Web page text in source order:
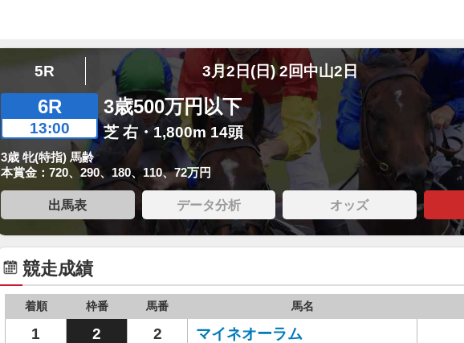
5R 3月2日(日) 2回中山2日
6R
13:00
3歳500万円以下
芝 右・1,800m 14頭
3歳 牝(特指) 馬齢
本賞金：720、290、180、110、72万円
出馬表 データ分析 オッズ
競走成績
着順 枠番 馬番 馬名
1 2 2 マイネオーラム